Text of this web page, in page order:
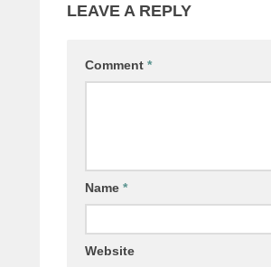
LEAVE A REPLY
Comment *
Name *
Website